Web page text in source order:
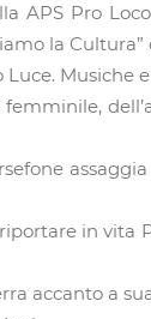
APS Pro
la
Luce.
in vita
accanto a